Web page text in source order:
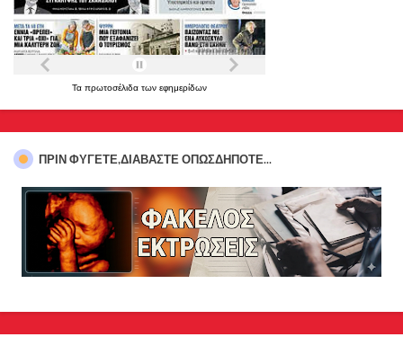
Τα πρωτοσέλιδα των εφημερίδων
ΠΡΊΝ ΦΎΓΕΤΕ,ΔΙΑΒΆΣΤΕ ΟΠΩΣΔΉΠΟΤΕ...